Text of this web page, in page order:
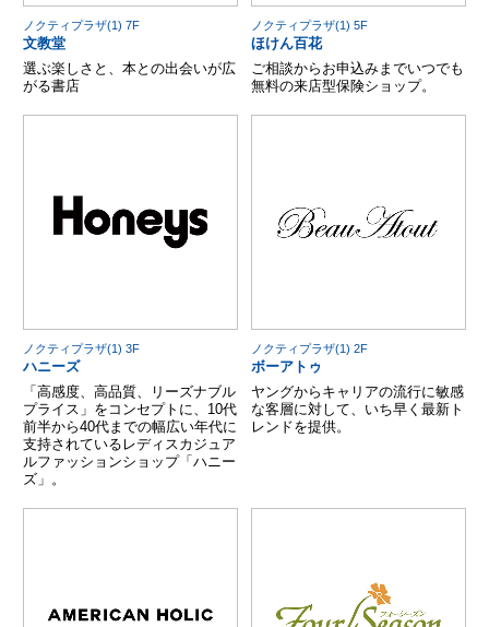
ノクティプラザ(1) 7F
文教堂
選ぶ楽しさと、本との出会いが広
がる書店
ノクティプラザ(1) 5F
ほけん百花
ご相談からお申込みまでいつでも
無料の来店型保険ショップ。
ノクティプラザ(1) 3F
ハニーズ
「高感度、高品質、リーズナブル
プライス」をコンセプトに、10代
前半から40代までの幅広い年代に
支持されているレディスカジュア
ルファッションショップ「ハニー
ズ」。
ノクティプラザ(1) 2F
ボーアトゥ
ヤングからキャリアの流行に敏感
な客層に対して、いち早く最新ト
レンドを提供。